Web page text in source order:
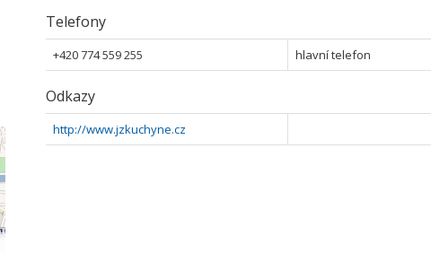
Telefony
+420 774 559 255 hlavní telefon
Odkazy
http://www.jzkuchyne.cz